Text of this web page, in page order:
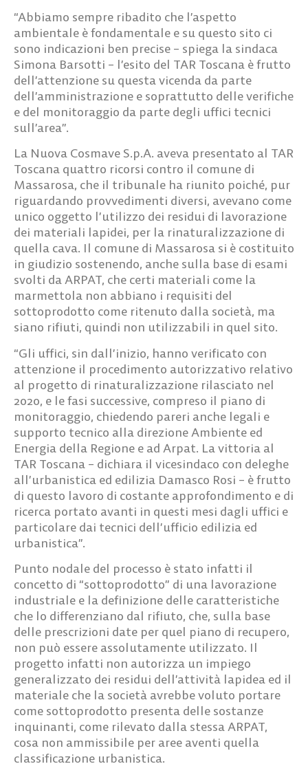
“Abbiamo sempre ribadito che l’aspetto
ambientale è fondamentale e su questo sito ci
sono indicazioni ben precise – spiega la sindaca
Simona Barsotti – l’esito del TAR Toscana è frutto
dell’attenzione su questa vicenda da parte
dell’amministrazione e soprattutto delle verifiche
e del monitoraggio da parte degli uffici tecnici
sull’area”.
La Nuova Cosmave S.p.A. aveva presentato al TAR
Toscana quattro ricorsi contro il comune di
Massarosa, che il tribunale ha riunito poiché, pur
riguardando provvedimenti diversi, avevano come
unico oggetto l’utilizzo dei residui di lavorazione
dei materiali lapidei, per la rinaturalizzazione di
quella cava. Il comune di Massarosa si è costituito
in giudizio sostenendo, anche sulla base di esami
svolti da ARPAT, che certi materiali come la
marmettola non abbiano i requisiti del
sottoprodotto come ritenuto dalla società, ma
siano rifiuti, quindi non utilizzabili in quel sito.
“Gli uffici, sin dall’inizio, hanno verificato con
attenzione il procedimento autorizzativo relativo
al progetto di rinaturalizzazione rilasciato nel
2020, e le fasi successive, compreso il piano di
monitoraggio, chiedendo pareri anche legali e
supporto tecnico alla direzione Ambiente ed
Energia della Regione e ad Arpat. La vittoria al
TAR Toscana – dichiara il vicesindaco con deleghe
all’urbanistica ed edilizia Damasco Rosi – è frutto
di questo lavoro di costante approfondimento e di
ricerca portato avanti in questi mesi dagli uffici e
particolare dai tecnici dell’ufficio edilizia ed
urbanistica”.
Punto nodale del processo è stato infatti il
concetto di “sottoprodotto” di una lavorazione
industriale e la definizione delle caratteristiche
che lo differenziano dal rifiuto, che, sulla base
delle prescrizioni date per quel piano di recupero,
non può essere assolutamente utilizzato. Il
progetto infatti non autorizza un impiego
generalizzato dei residui dell’attività lapidea ed il
materiale che la società avrebbe voluto portare
come sottoprodotto presenta delle sostanze
inquinanti, come rilevato dalla stessa ARPAT,
cosa non ammissibile per aree aventi quella
classificazione urbanistica.